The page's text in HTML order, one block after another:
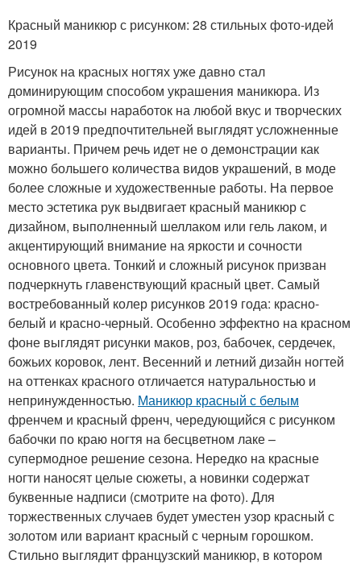
Красный маникюр с рисунком: 28 стильных фото-идей
2019
Рисунок на красных ногтях уже давно стал
доминирующим способом украшения маникюра. Из
огромной массы наработок на любой вкус и творческих
идей в 2019 предпочтительней выглядят усложненные
варианты. Причем речь идет не о демонстрации как
можно большего количества видов украшений, в моде
более сложные и художественные работы. На первое
место эстетика рук выдвигает красный маникюр с
дизайном, выполненный шеллаком или гель лаком, и
акцентирующий внимание на яркости и сочности
основного цвета. Тонкий и сложный рисунок призван
подчеркнуть главенствующий красный цвет. Самый
востребованный колер рисунков 2019 года: красно-
белый и красно-черный. Особенно эффектно на красном
фоне выглядят рисунки маков, роз, бабочек, сердечек,
божьих коровок, лент. Весенний и летний дизайн ногтей
на оттенках красного отличается натуральностью и
непринужденностью. Маникюр красный с белым
френчем и красный френч, чередующийся с рисунком
бабочки по краю ногтя на бесцветном лаке –
супермодное решение сезона. Нередко на красные
ногти наносят целые сюжеты, а новинки содержат
буквенные надписи (смотрите на фото). Для
торжественных случаев будет уместен узор красный с
золотом или вариант красный с черным горошком.
Стильно выглядит французский маникюр, в котором